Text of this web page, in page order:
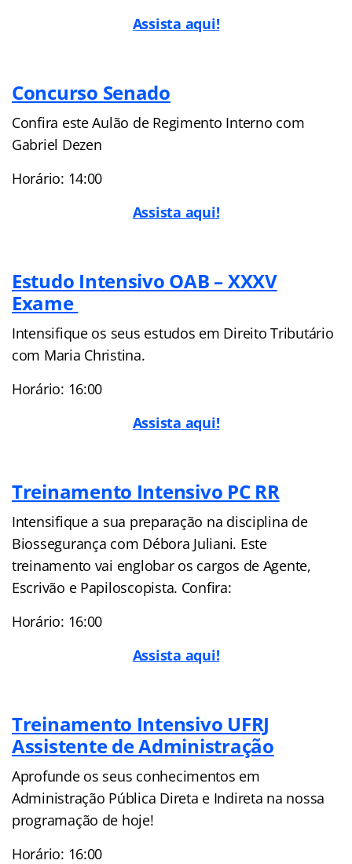
Assista aqui!
Concurso Senado
Confira este Aulão de Regimento Interno com
Gabriel Dezen
Horário: 14:00
Assista aqui!
Estudo Intensivo OAB – XXXV
Exame
Intensifique os seus estudos em Direito Tributário
com Maria Christina.
Horário: 16:00
Assista aqui!
Treinamento Intensivo PC RR
Intensifique a sua preparação na disciplina de
Biossegurança com Débora Juliani. Este
treinamento vai englobar os cargos de Agente,
Escrivão e Papiloscopista. Confira:
Horário: 16:00
Assista aqui!
Treinamento Intensivo UFRJ
Assistente de Administração
Aprofunde os seus conhecimentos em
Administração Pública Direta e Indireta na nossa
programação de hoje!
Horário: 16:00